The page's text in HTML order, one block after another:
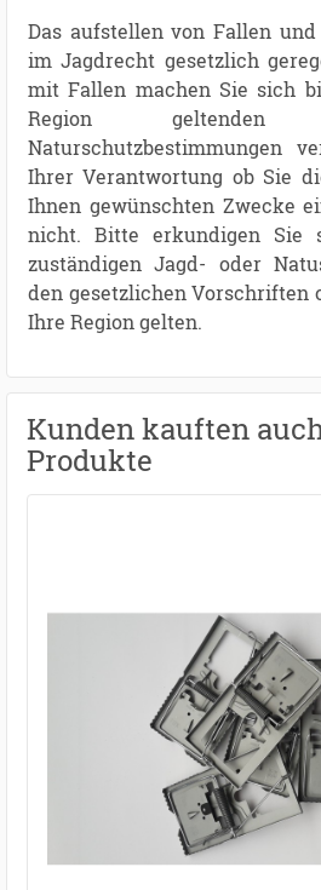
Das aufstellen von Fallen
im Jagdrecht gesetzlich
mit Fallen machen Sie sich
Region
Naturschutzbestimmungen
Ihrer Verantwortung ob Sie
Ihnen gewünschten Zwecke
nicht. Bitte erkundigen Sie
zuständigen Jagd- oder
den gesetzlichen Vorschriften
Ihre Region gelten.
Kunden kauften
Produkte